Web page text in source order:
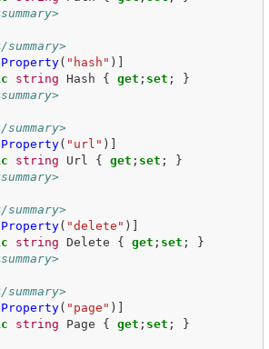
( "hash" )]
string Hash { get ; set ;
}
( "url" )]
string Url { get ; set ;
}
( "delete" )]
string Delete { get ; set ;
}
( "page" )]
string Page { get ; set ;
}